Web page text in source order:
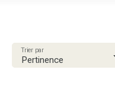
Gros-Morne (97213)
Localisation
Pertinence
Trier par